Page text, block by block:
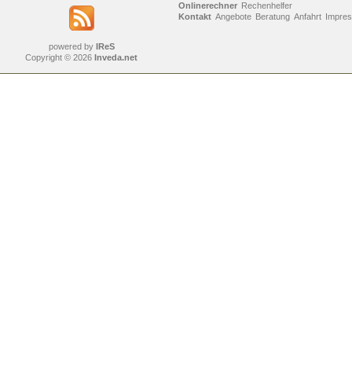
powered by IReS
Copyright © 2026 Inveda.net
Onlinerechner Rechenhelfer
Kontakt Angebote Beratung Anfahrt